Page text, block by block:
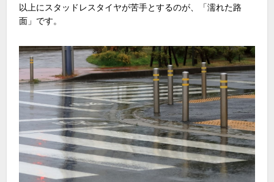
以上にスタッドレスタイヤが苦手とするのが、「濡れた路
面」です。